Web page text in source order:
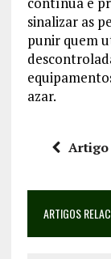
sinalizar as
punir quem
azar.
ARTIGOS